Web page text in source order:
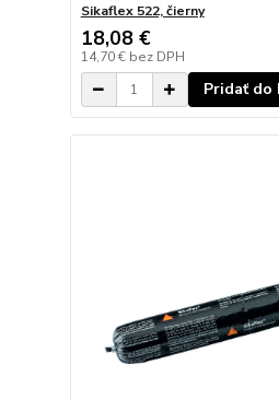
Sikaflex 522, čierny
18,08 €
14,70 € bez DPH
Pridať do